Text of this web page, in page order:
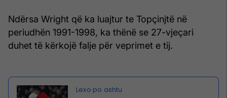
Ndërsa Wright që ka luajtur te Topçinjtë në
periudhën 1991-1998, ka thënë se 27-vjeçari
duhet të kërkojë falje për veprimet e tij.